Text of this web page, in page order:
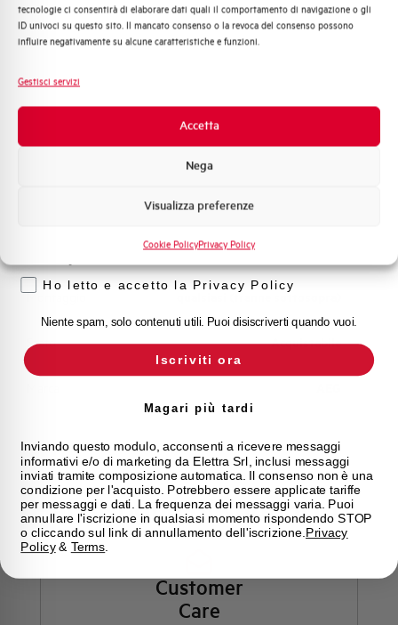
tecnologie ci consentirà di elaborare dati quali il comportamento di navigazione o gli
ID univoci su questo sito. Il mancato consenso o la revoca del consenso possono
influire negativamente su alcune caratteristiche e funzioni.
Gestisci servizi
Accetta
Nega
Visualizza preferenze
Cookie PolicyPrivacy Policy
Adatto al sezionamento
secondo EN 60947-2
SI
Temperatura di riferimento (°C)
Montaggio qualsiasi (tranne sottosopra)
Stato Acquistabile
Hai bisogno di supporto?
Customer
Care
Distribuzione di Energia
Automazione Industriale
Sistema Quadri
Promozioni e offerte
Formazione tecnica
Voglio ricevere aggiornamenti, novità di
Ho letto e accetto la Privacy Policy
Niente spam, solo contenuti utili. Puoi disiscriverti quando vuoi.
Iscriviti ora
Magari più tardi
Inviando questo modulo, acconsenti a ricevere messaggi
informativi e/o di marketing da Elettra Srl, inclusi messaggi
inviati tramite composizione automatica. Il consenso non è una
condizione per l'acquisto. Potrebbero essere applicate tariffe
per messaggi e dati. La frequenza dei messaggi varia. Puoi
annullare l'iscrizione in qualsiasi momento rispondendo STOP
o cliccando sul link di annullamento dell'iscrizione. Privacy
Policy& Terms